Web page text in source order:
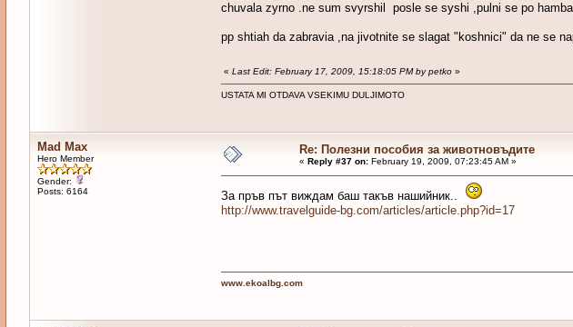
chuvala zyrno .ne sum svyrshil posle se syshi ,pulni se po
pp shtiah da zabravia ,na jivotnite se slagat "koshnici" da ne se
« Last Edit: February 17, 2009, 15:18:05 PM by petko»
USTATA MI OTDAVA VSEKIMU DULJIMOTO
Mad Max
Hero Member
Gender:
Posts: 6164
Re: Полезни пособия за животновъдите
« Reply #37 on:February 19, 2009, 07:23:45 AM »
За пръв път виждам баш такъв нашийник..
http://www.travelguide-bg.com/articles/article.php?id=17
www.ekoalbg.com